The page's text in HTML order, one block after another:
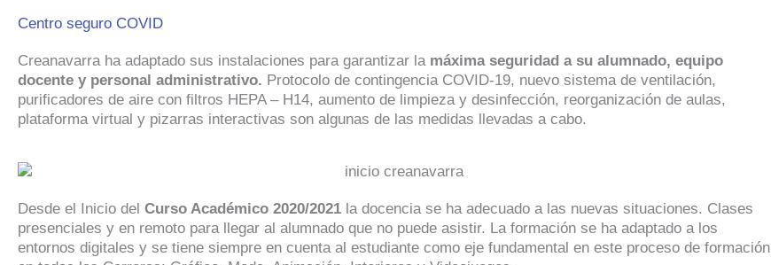
Centro seguro COVID
Creanavarra ha adaptado sus instalaciones para garantizar la máxima seguridad a su alumnado, equipo
docente y personal administrativo. Protocolo de contingencia COVID-19, nuevo sistema de ventilación,
purificadores de aire con filtros HEPA – H14, aumento de limpieza y desinfección, reorganización de aulas,
plataforma virtual y pizarras interactivas son algunas de las medidas llevadas a cabo.
Desde el Inicio del Curso Académico 2020/2021 la docencia se ha adecuado a las nuevas situaciones. Clases
presenciales y en remoto para llegar al alumnado que no puede asistir. La formación se ha adaptado a los
entornos digitales y se tiene siempre en cuenta al estudiante como eje fundamental en este proceso de formación